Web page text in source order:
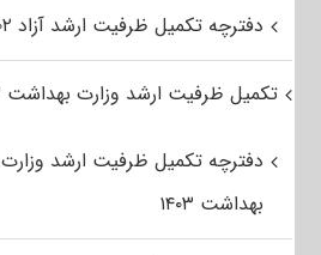
دفترچه تکمیل ظرفیت ارشد آزاد ۱۴۰۲
تکمیل ظرفیت ارشد وزارت بهداشت ۱۴۰۳
دفترچه تکمیل ظرفیت ارشد وزارت
بهداشت ۱۴۰۳